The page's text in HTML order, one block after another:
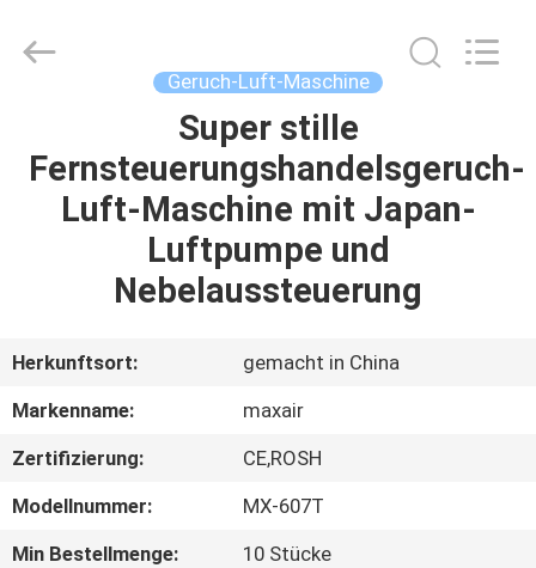
PRODUKTE
FABRIK-
QUALITÄTSKONTROLLE
Geruch-Luft-Maschine
Super stille
Fernsteuerungshandelsgeruch-
Luft-Maschine mit Japan-
Luftpumpe und
Nebelaussteuerung
Herkunftsort:
gemacht in China
Markenname:
maxair
Zertifizierung:
CE,ROSH
Modellnummer:
MX-607T
Min Bestellmenge:
10 Stücke